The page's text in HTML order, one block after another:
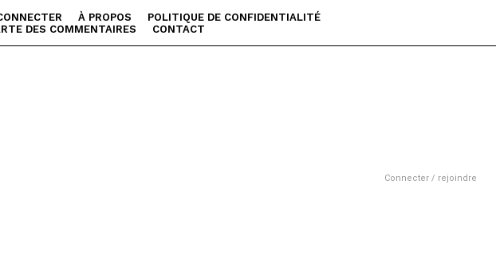
À PROPOS
POLITIQUE DE CONFIDENTIALITÉ
DES COMMENTAIRES
CONTACT
Connecter / rejoindre